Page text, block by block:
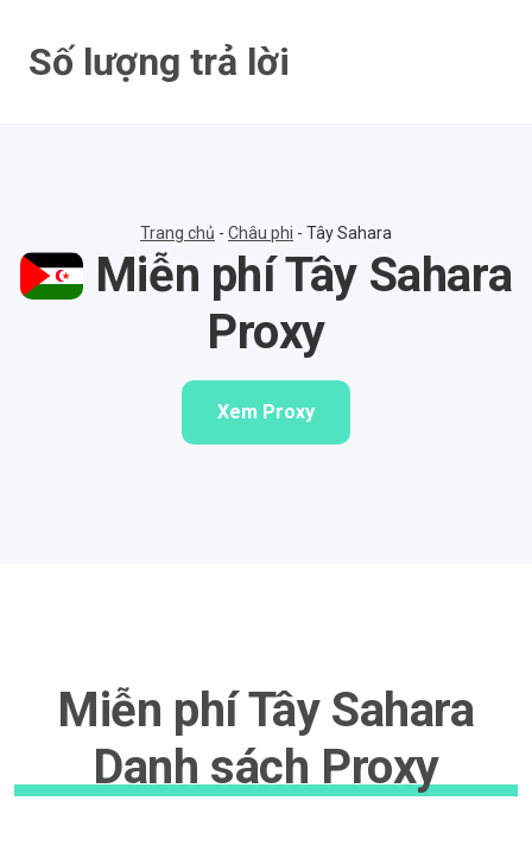
Số lượng trả lời
Trang chủ - Châu phi - Tây Sahara
Miễn phí Tây Sahara
Proxy
Xem Proxy
Miễn phí Tây Sahara
Danh sách Proxy